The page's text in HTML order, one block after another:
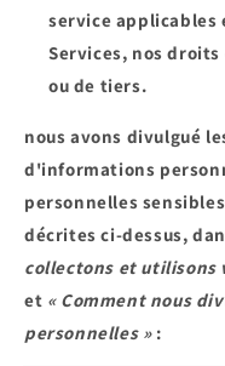
service applicables
Services, nos
ou de tiers.
nous avons divulgué
d'informations
personnelles
décrites ci-dessus,
collectons et utilisons
et « Comment nous
personnelles »: